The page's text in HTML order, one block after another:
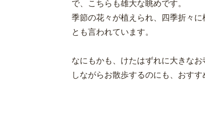
で、こちらも雄大な眺めです。
季節の花々が植えられ、四季折々
とも言われています。
なにもかも、けたはずれに大きな
しながらお散歩するのにも、おすす